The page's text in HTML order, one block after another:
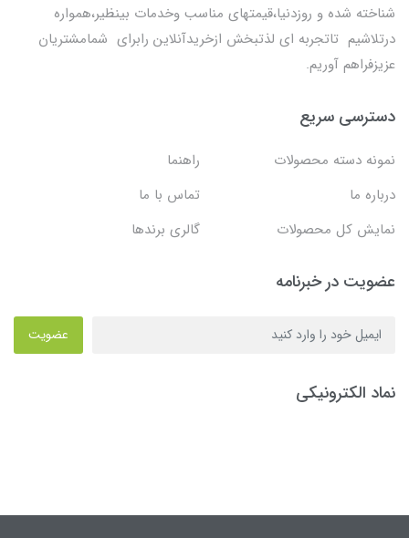
شناخته شده و روزدنیا،قیمتهای مناسب وخدمات بینظیر،همواره
درتلاشیم تاتجربه ای لذتبخش ازخریدآنلاین رابرای شمامشتریان
عزیزفراهم آوریم.
دسترسی سریع
نمونه دسته محصولات
راهنما
درباره ما
تماس با ما
نمایش کل محصولات
گالری برندها
عضویت در خبرنامه
عضویت
نماد الکترونیکی